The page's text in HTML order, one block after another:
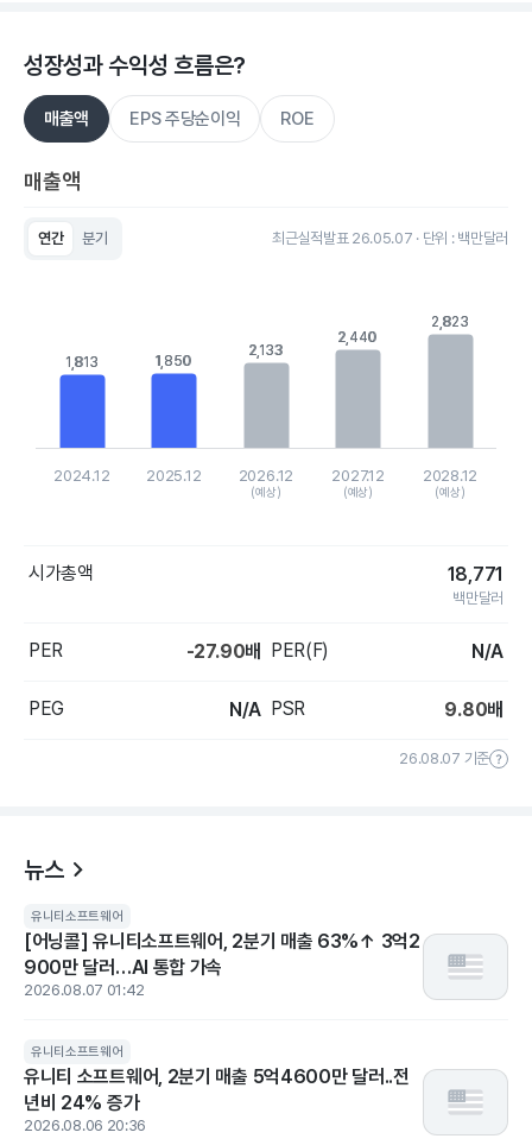
성장성과 수익성 흐름은?
매출액 EPS 주당순이익 ROE
매출액
연간 분기 최근실적발표 26.05.07 · 단위 : 백만달러
The chart has 1 X axis displaying categories.
The chart has 1 Y axis displaying values. Data ranges from
1,813
1,813 1,850
1,850
2,133
2,133
2,440
2,440
2,823
2,823
2024.12 2025.12 2026.12
(예상)
2027.12
(예상)
2028.12
(예상)
시가총액 18,771
백만달러
PER -27.90배 PER(F) N/A
PEG N/A PSR 9.80배
26.08.07 기준
뉴스
유니티소프트웨어
[어닝콜] 유니티소프트웨어, 2분기 매출 63%↑ 3억2
900만 달러…AI 통합 가속
2026.08.07 01:42
유니티소프트웨어
유니티 소프트웨어, 2분기 매출 5억4600만 달러..전
년비 24% 증가
2026.08.06 20:36